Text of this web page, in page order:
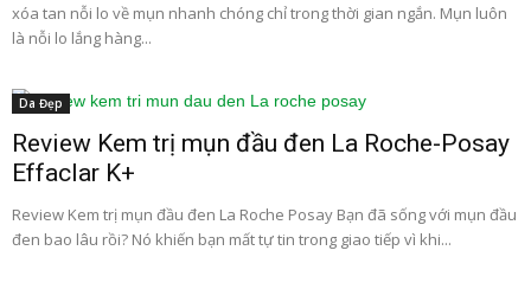
xóa tan nỗi lo về mụn nhanh chóng chỉ trong thời gian ngắn. Mụn luôn
là nỗi lo lắng hàng...
Da Đẹp
Review Kem trị mụn đầu đen La Roche-Posay
Effaclar K+
Review Kem trị mụn đầu đen La Roche Posay Bạn đã sống với mụn đầu
đen bao lâu rồi? Nó khiến bạn mất tự tin trong giao tiếp vì khi...